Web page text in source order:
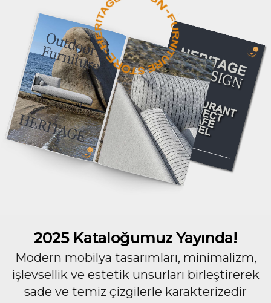
2025 Kataloğumuz Yayında!
Modern mobilya tasarımları, minimalizm,
işlevsellik ve estetik unsurları birleştirerek
sade ve temiz çizgilerle karakterizedir